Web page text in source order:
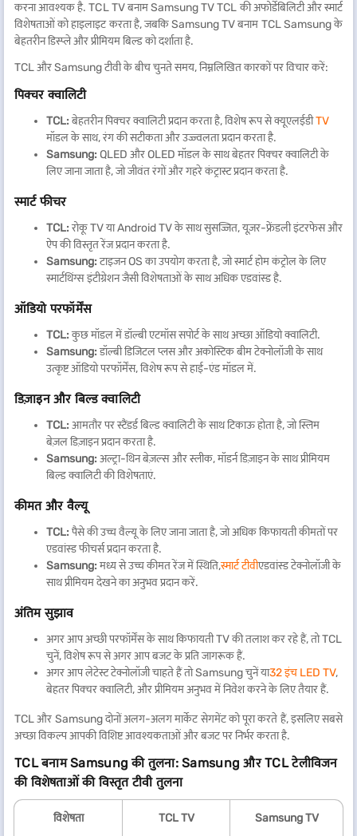
करना आवश्यक है. TCL TV बनाम Samsung TV TCL की अफोर्डेबिलिटी और स्मार्ट
विशेषताओं को हाइलाइट करता है, जबकि Samsung TV बनाम TCL Samsung के
बेहतरीन डिस्प्ले और प्रीमियम बिल्ड को दर्शाता है.
TCL और Samsung टीवी के बीच चुनते समय, निम्नलिखित कारकों पर विचार करें:
पिक्चर क्वालिटी
TCL: बेहतरीन पिक्चर क्वालिटी प्रदान करता है, विशेष रूप से क्यूएलईडीTV
मॉडल के साथ, रंग की सटीकता और उज्ज्वलता प्रदान करता है.
Samsung: QLED और OLED मॉडल के साथ बेहतर पिक्चर क्वालिटी के
लिए जाना जाता है, जो जीवंत रंगों और गहरे कंट्रास्ट प्रदान करता है.
स्मार्ट फीचर
TCL: रोकू TV या Android TV के साथ सुसज्जित, यूज़र-फ्रेंडली इंटरफेस और
ऐप की विस्तृत रेंज प्रदान करता है.
Samsung: टाइजन OS का उपयोग करता है, जो स्मार्ट होम कंट्रोल के लिए
स्मार्टथिंग्स इंटीग्रेशन जैसी विशेषताओं के साथ अधिक एडवांस्ड है.
ऑडियो परफॉर्मेंस
TCL: कुछ मॉडल में डॉल्बी एटमॉस सपोर्ट के साथ अच्छा ऑडियो क्वालिटी.
Samsung: डॉल्बी डिजिटल प्लस और अकोस्टिक बीम टेक्नोलॉजी के साथ
उत्कृष्ट ऑडियो परफॉर्मेंस, विशेष रूप से हाई-एंड मॉडल में.
डिज़ाइन और बिल्ड क्वालिटी
TCL: आमतौर पर स्टैंडर्ड बिल्ड क्वालिटी के साथ टिकाऊ होता है, जो स्लिम
बेज़ल डिज़ाइन प्रदान करता है.
Samsung: अल्ट्रा-थिन बेज़ल्स और स्लीक, मॉडर्न डिज़ाइन के साथ प्रीमियम
बिल्ड क्वालिटी की विशेषताएं.
कीमत और वैल्यू
TCL: पैसे की उच्च वैल्यू के लिए जाना जाता है, जो अधिक किफायती कीमतों पर
एडवांस्ड फीचर्स प्रदान करता है.
Samsung: मध्य से उच्च कीमत रेंज में स्थिति,स्मार्ट टीवीएडवांस्ड टेक्नोलॉजी के
साथ प्रीमियम देखने का अनुभव प्रदान करें.
अंतिम सुझाव
अगर आप अच्छी परफॉर्मेंस के साथ किफायती TV की तलाश कर रहे हैं, तो TCL
चुनें, विशेष रूप से अगर आप बजट के प्रति जागरूक हैं.
अगर आप लेटेस्ट टेक्नोलॉजी चाहते हैं तो Samsung चुनें या32 इंच LED TV,
बेहतर पिक्चर क्वालिटी, और प्रीमियम अनुभव में निवेश करने के लिए तैयार हैं.
TCL और Samsung दोनों अलग-अलग मार्केट सेगमेंट को पूरा करते हैं, इसलिए सबसे
अच्छा विकल्प आपकी विशिष्ट आवश्यकताओं और बजट पर निर्भर करता है.
TCL बनाम Samsung की तुलना: Samsung और TCL टेलीविजन
की विशेषताओं की विस्तृत टीवी तुलना
विशेषता TCL TV Samsung TV